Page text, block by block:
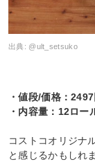
出典: @ult_setsuko
・値段/価格：2497
・内容量：12ロー
コストコオリジナ
と感じるかもしれ